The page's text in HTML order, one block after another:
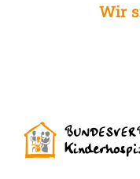
Wir